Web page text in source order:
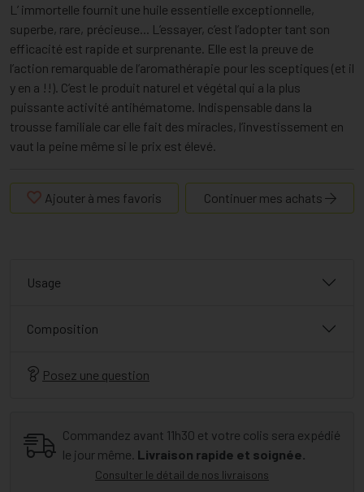
L’ immortelle fournit une huile essentielle exceptionnelle,
superbe, rare, précieuse... L’essayer, c’est l’adopter tant son
efficacité est rapide et surprenante. Elle est la preuve de
l’action remarquable de l’aromathérapie pour les sceptiques (et il
y en a !!). C’est le produit naturel et végétal qui a la plus
puissante activité antihématome. Indispensable dans la
trousse familiale car elle fait des miracles, l’investissement en
vaut la peine même si le prix est élevé.
Ajouter à mes favoris Continuer mes achats
Usage
Composition
Posez une question
Commandez avant 11h30 et votre colis sera expédié
le jour même. Livraison rapide et soignée.
Consulter le détail de nos livraisons